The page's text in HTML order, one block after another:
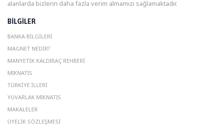
alanlarda bizlerin daha fazla verim almamızı sağlamaktadır.
BILGILER
BANKA BILGILERI
MAGNET NEDIR?
MANYETIK KALDIRAÇ REHBERI
MIKNATIS
TÜRKIYE İLLERI
YUVARLAK MIKNATIS
MAKALELER
ÜYELIK SÖZLEŞMESI